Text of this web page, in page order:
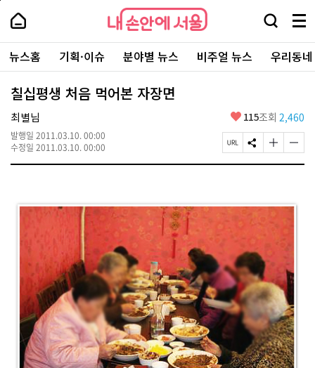
본
로
가
내
손
안
에
서
울
-
서
울
시
대
표
소
내
손
에
울
검
창
열
기
메
뉴
전
체
보
주
요
서
뉴스홈 기획·이슈 분야별 뉴스 비주얼 뉴스 우리동
칠십평생 처음 먹어본 자장면
최별님
발행일 2011.03.10. 00:00
수정일 2011.03.10. 00:00
좋
요
115조회 2,460
페
이
L
복
사
S
N
하
기
글
자
게
변
경
하
글
자
게
페
상
단
로